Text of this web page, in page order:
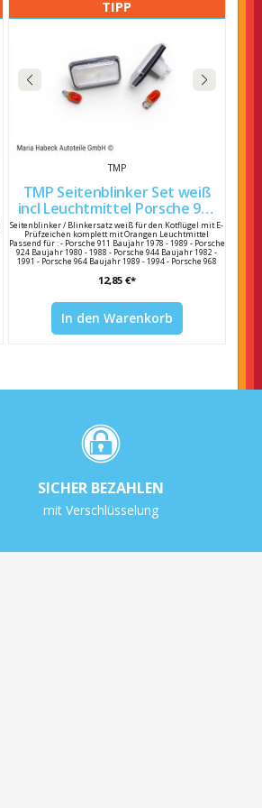
TIPP
TMP
TMP Seitenblinker Set weiß
incl Leuchtmittel Porsche 911
/ 964 / 944 4A0949101
Seitenblinker / Blinkersatz weiß für den Kotflügel mit E-
Prüfzeichen komplett mit Orangen Leuchtmittel
Passend für : - Porsche 911 Baujahr 1978 - 1989 - Porsche
924 Baujahr 1980 - 1988 - Porsche 944 Baujahr 1982 -
1991 - Porsche 964 Baujahr 1989 - 1994 - Porsche 968
Hersteller : TMP Herstellernummer : N0177532 Porsche
12,85 €*
In den Warenkorb
SICHER BEZAHLEN
mit Verschlüsselung